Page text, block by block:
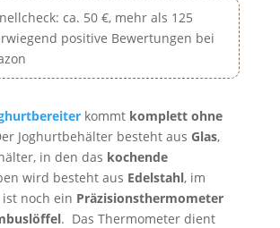
ca. 50 €, mehr als 125
positive Bewertungen bei
kommt komplett ohne
Joghurtbehälter besteht aus Glas,
in den das kochende
wird besteht aus Edelstahl, im
noch ein Präzisionsthermometer
. Das Thermometer dient